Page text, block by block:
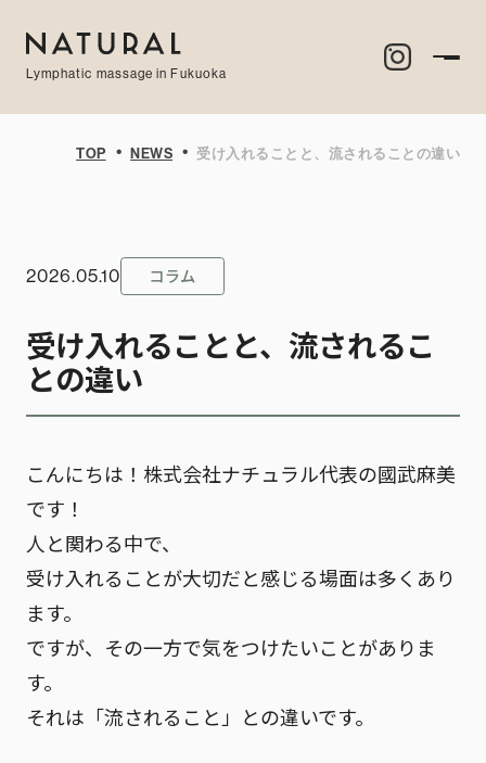
Lymphatic massage in Fukuoka
TOP・NEWS・受け入れることと、流されることの違い
2026.05.10 コラム
受け入れることと、流されるこ
との違い
こんにちは！株式会社ナチュラル代表の國武麻美
です！
人と関わる中で、
受け入れることが大切だと感じる場面は多くあり
ます。
ですが、その一方で気をつけたいことがありま
す。
それは「流されること」との違いです。